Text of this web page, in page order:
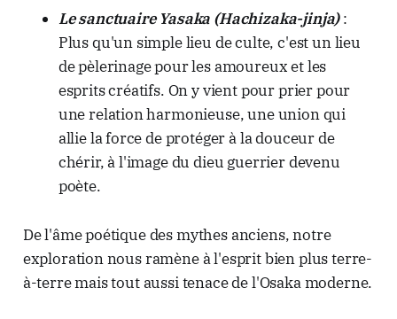
Le sanctuaire Yasaka (Hachizaka-jinja):
Plus qu'un simple lieu de culte, c'est un lieu
de pèlerinage pour les amoureux et les
esprits créatifs. On y vient pour prier pour
une relation harmonieuse, une union qui
allie la force de protéger à la douceur de
chérir, à l'image du dieu guerrier devenu
poète.
De l'âme poétique des mythes anciens, notre
exploration nous ramène à l'esprit bien plus terre-
à-terre mais tout aussi tenace de l'Osaka moderne.